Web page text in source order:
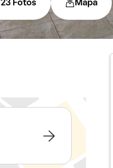
23 Fotos Mapa